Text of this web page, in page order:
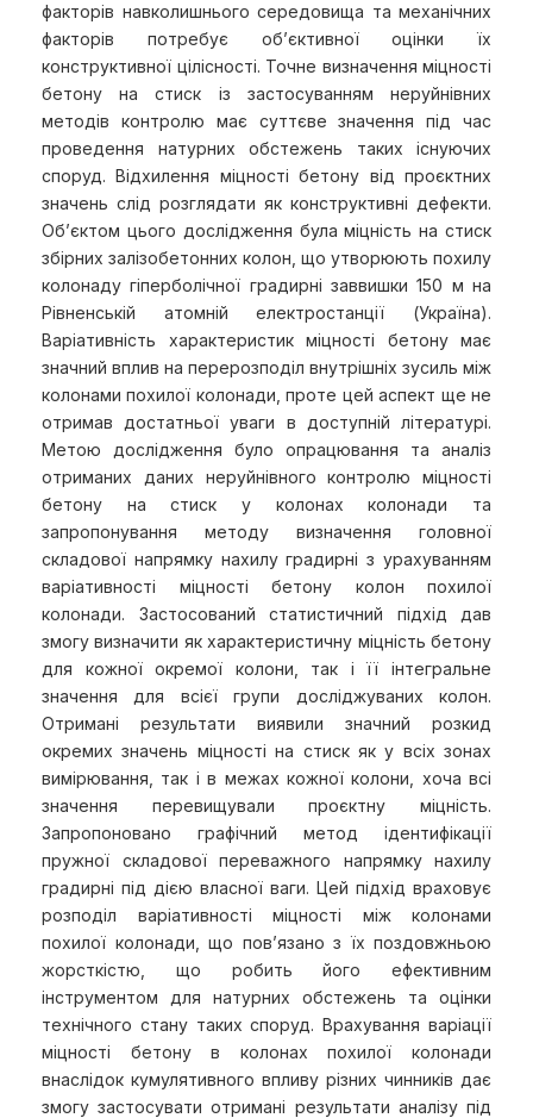
факторів навколишнього середовища та механічних
факторів потребує об’єктивної оцінки їх
конструктивної цілісності. Точне визначення міцності
бетону на стиск із застосуванням неруйнівних
методів контролю має суттєве значення під час
проведення натурних обстежень таких існуючих
споруд. Відхилення міцності бетону від проєктних
значень слід розглядати як конструктивні дефекти.
Об’єктом цього дослідження була міцність на стиск
збірних залізобетонних колон, що утворюють похилу
колонаду гіперболічної градирні заввишки 150 м на
Рівненській атомній електростанції (Україна).
Варіативність характеристик міцності бетону має
значний вплив на перерозподіл внутрішніх зусиль між
колонами похилої колонади, проте цей аспект ще не
отримав достатньої уваги в доступній літературі.
Метою дослідження було опрацювання та аналіз
отриманих даних неруйнівного контролю міцності
бетону на стиск у колонах колонади та
запропонування методу визначення головної
складової напрямку нахилу градирні з урахуванням
варіативності міцності бетону колон похилої
колонади. Застосований статистичний підхід дав
змогу визначити як характеристичну міцність бетону
для кожної окремої колони, так і її інтегральне
значення для всієї групи досліджуваних колон.
Отримані результати виявили значний розкид
окремих значень міцності на стиск як у всіх зонах
вимірювання, так і в межах кожної колони, хоча всі
значення перевищували проєктну міцність.
Запропоновано графічний метод ідентифікації
пружної складової переважного напрямку нахилу
градирні під дією власної ваги. Цей підхід враховує
розподіл варіативності міцності між колонами
похилої колонади, що пов’язано з їх поздовжньою
жорсткістю, що робить його ефективним
інструментом для натурних обстежень та оцінки
технічного стану таких споруд. Врахування варіації
міцності бетону в колонах похилої колонади
внаслідок кумулятивного впливу різних чинників дає
змогу застосувати отримані результати аналізу під